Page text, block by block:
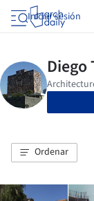
Iniciar sesión
Ordenar